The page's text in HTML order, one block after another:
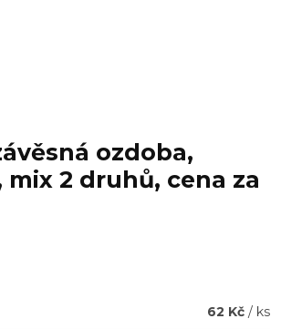
ozdoba,
mix 2 druhů, cena za
62 Kč / ks